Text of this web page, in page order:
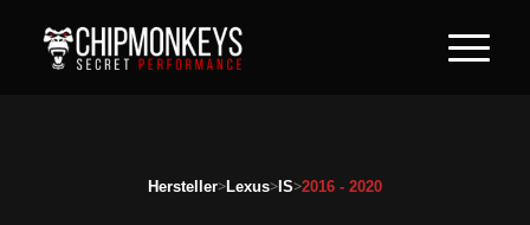
Hersteller>Lexus> IS>2016 - 2020